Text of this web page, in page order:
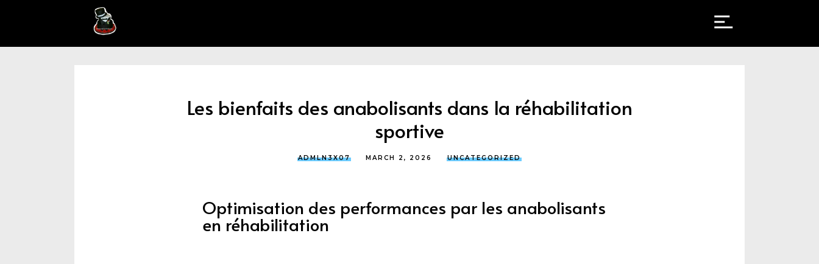
Les bienfaits des anabolisants dans la réhabilitation
sportive
ADMLN3X07 MARCH 2, 2026 UNCATEGORIZED
Optimisation des performances par les anabolisants
en réhabilitation